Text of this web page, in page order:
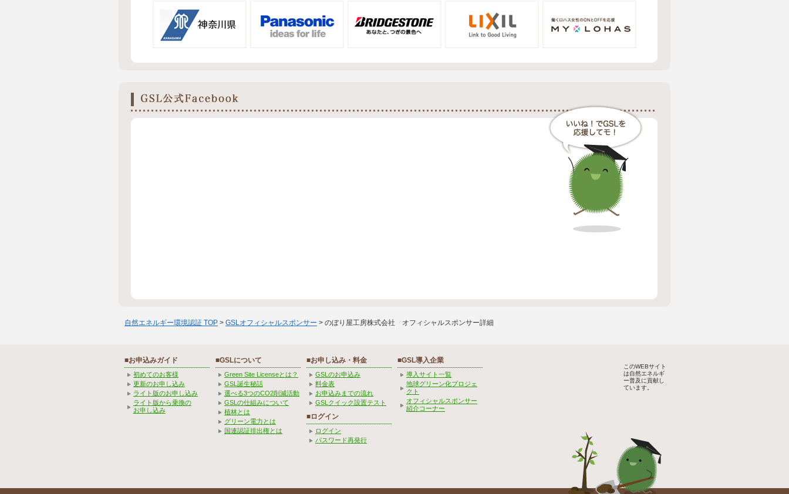
自然エネルギー環境認証 TOP > GSLオフィシャルスポンサー > のぼり屋工房株式会社 オフィシャルスポンサー詳細
■お申込みガイド
初めてのお客様
更新のお申し込み
ライト版のお申し込み
ライト版から乗換の
お申し込み
■GSLについて
Green Site Licenseとは？
GSL誕生秘話
選べる3つのCO2削減活動
GSLの仕組みについて
植林とは
グリーン電力とは
国連認証排出権とは
■お申し込み・料金
GSLのお申込み
料金表
お申込みまでの流れ
GSLクイック設置テスト
■ログイン
ログイン
パスワード再発行
■GSL導入企業
導入サイト一覧
地球グリーン化プロジェ
クト
オフィシャルスポンサー
紹介コーナー
このWEBサイト
は自然エネルギ
ー普及に貢献し
ています。